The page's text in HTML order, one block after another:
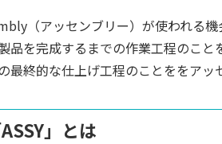
（アッセンブリー）が使われる
品を完成するまでの作業工程のこ
最終的な仕上げ工程のことををアッ
」とは